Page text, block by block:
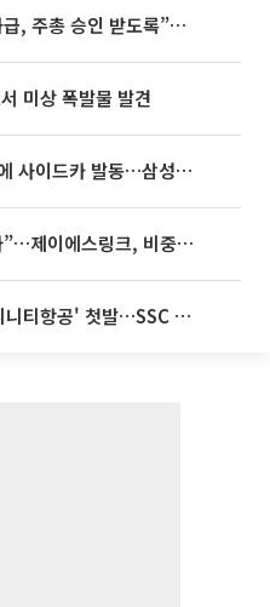
김정관 장관 “반도체 성과급, 주총 승인 받도록”…상법·자본시장법 개정 시사
미상 폭발물 발견
코스피, 장중 5%대 급락에 사이드카 발동…삼성·SK 동반 폭락
트럼프 “자석 사업을 하라”…제이에스링크, 비중국 영구자석 공급망 구축 속도
티웨이항공, 새 이름 '트리니티항공' 첫발…SSC 전략 본격화